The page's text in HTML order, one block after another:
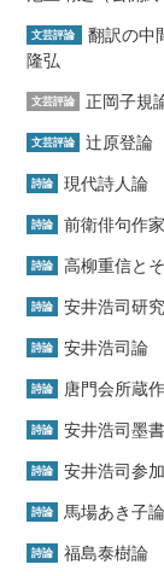
文芸評論
翻訳の
隆弘
文芸評論 正岡子規
文芸評論 辻原登論
詩論 現代詩人論
詩論 前衛俳句作
詩論 高柳重信と
詩論 安井浩司研究
詩論 安井浩司論
詩論 唐門会所蔵
詩論 安井浩司墨
詩論 安井浩司参
詩論 馬場あき子
詩論 福島泰樹論